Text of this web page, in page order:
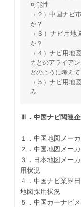
可能性
（２）中国ナビ
か？
（３）ナビ用
か？
（４）ナビ用地
カとのアライア
どのように考えて
（５）ナビ用地
み
Ⅲ．中国ナビ関連
１．中国地図メー
２．中国地図メー
３．日本地図メー
用状況
４．中国ナビ業界
地図採用状況
５．中国カーナビ